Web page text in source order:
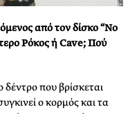
από τον δίσκο “No
Ρόκος ή Cave; Πού
που βρίσκεται
ο κορμός και τα